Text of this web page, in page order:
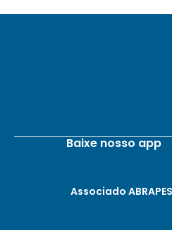
Baixe nosso app
Associado ABRAPE